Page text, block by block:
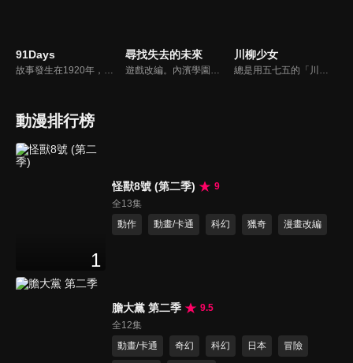
91Days
故事發生在1920年，那是美國開始實施禁酒法令、黑手黨橫行的時代，主角艾弗里奧來到一個叫做羅雷斯的城市，臥底於黑手黨家族，只為了尋找殺害父母及弟弟的兇手，並且計劃進行復仇。殺戮招來殺戮，復仇將會產生新的復仇連鎖。被悲哀的命運所引導的男人們，在這91天之間故事的結局又會是…...？
尋找失去的未來
遊戲改編。內濱學園陷入前所未見的熱潮，為了讓文化祭成功，卻又不使個學會比拼過頭。天文學會被指派一項任務「鎮壓各學會high過頭的情緒、排除妨礙活動進行的因素、以及解決夏天起發生的不可思議事件」。社長支倉愛理、轉學生古川唯、教師殺手華宮凪沙、美國交換學生英太郎，將全力達成這項任務。
川柳少女
總是用五七五的「川柳」格式，傳達心中想法的女孩子，雪白七七子，與外表可怕但心地卻很善良的文藝部社員，毒島英二，兩人的日常只用17個字交織而成，不論何時都超幸福！
動漫排行榜
1
怪獸8號 (第二季)
9
全13集
動作
動畫/卡通 科幻 獵奇 漫畫改編
膽大黨 第二季
9.5
全12集
動畫/卡通
奇幻 科幻 日本 冒險